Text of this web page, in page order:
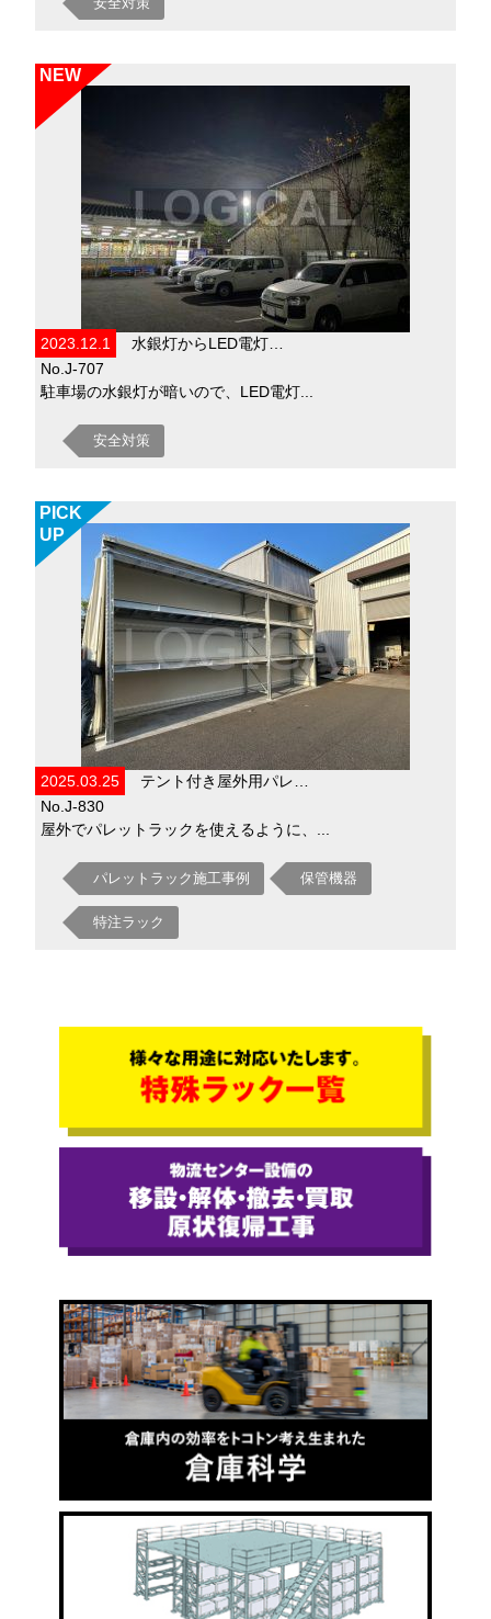
NEW
2023.12.1
水銀灯からLED電灯…
No.J-707
駐車場の水銀灯が暗いので、LED電灯...
安全対策
PICK
UP
2025.03.25
テント付き屋外用パレ…
No.J-830
屋外でパレットラックを使えるように、...
パレットラック施工事例 保管機器
特注ラック